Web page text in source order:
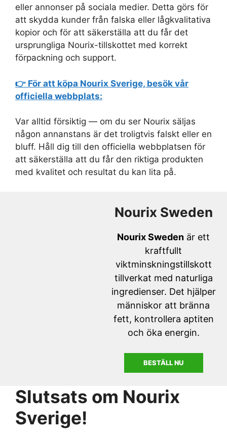
eller annonser på sociala medier. Detta görs för
att skydda kunder från falska eller lågkvalitativa
kopior och för att säkerställa att du får det
ursprungliga Nourix-tillskottet med korrekt
förpackning och support.
👉 För att köpa Nourix Sverige, besök vår
officiella webbplats:
Var alltid försiktig — om du ser Nourix säljas
någon annanstans är det troligtvis falskt eller en
bluff. Håll dig till den officiella webbplatsen för
att säkerställa att du får den riktiga produkten
med kvalitet och resultat du kan lita på.
Nourix Sweden
Nourix Sweden är ett
kraftfullt
viktminskningstillskott
tillverkat med naturliga
ingredienser. Det hjälper
människor att bränna
fett, kontrollera aptiten
och öka energin.
BESTÄLL NU
Slutsats om Nourix
Sverige!